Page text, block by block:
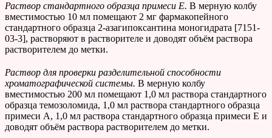
Раствор стандартного образца примеси E. В мерную колбу
вместимостью 10 мл помещают 2 мг фармакопейного
стандартного образца 2-азагипоксантина моногидрата [7151-
03-3], растворяют в растворителе и доводят объём раствора
растворителем до метки.
Раствор для проверки разделительной способности
хроматографической системы. В мерную колбу
вместимостью 200 мл помещают 1,0 мл раствора стандартного
образца темозоломида, 1,0 мл раствора стандартного образца
примеси A, 1,0 мл раствора стандартного образца примеси E и
доводят объём раствора растворителем до метки.